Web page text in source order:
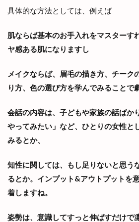
具体的な方法としては、例えば
肌ならば基本のお手入れをマスターす
ヤ感ある肌になりますし
メイクならば、眉毛の描き方、チーク
り方、色の選び方を学んでみることで
会話の内容は、子どもや家族の話ばか
やってみたい」など、ひとりの女性と
みるとか、
知性に関しては、もし足りないと思う
るとか。インプット&アウトプットを
着しますね。
姿勢は、意識してすっと伸ばすだけで